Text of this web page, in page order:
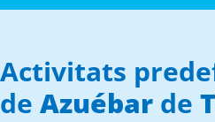
Activitats
de Azuébar de